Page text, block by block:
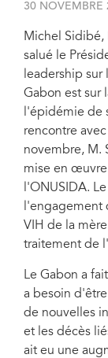
« Nous avons
Gabon, mais nous
la riposte et
Bongo Ondimba,
30 NOVEMBRE
Michel Sidibé,
salué le
leadership
Gabon est sur
l'épidémie de
rencontre
novembre, M.
mise en
l'ONUSIDA.
l'engagement
VIH de la
traitement de
Le Gabon a
a besoin
de nouvelles
et les décès
ait eu une